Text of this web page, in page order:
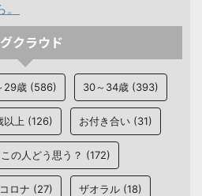
クラウド
29歳 (586) 30～34歳 (393)
以上 (126) お付き合い (31)
この人どう思う？ (172)
コロナ (27) ザオラル (18)